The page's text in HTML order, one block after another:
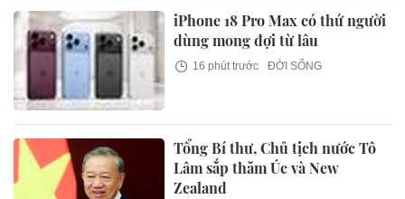
iPhone 18 Pro Max có thứ người
dùng mong đợi từ lâu
16 phút trước ĐỜI SỐNG
Tổng Bí thư, Chủ tịch nước Tô
Lâm sắp thăm Úc và New
Zealand